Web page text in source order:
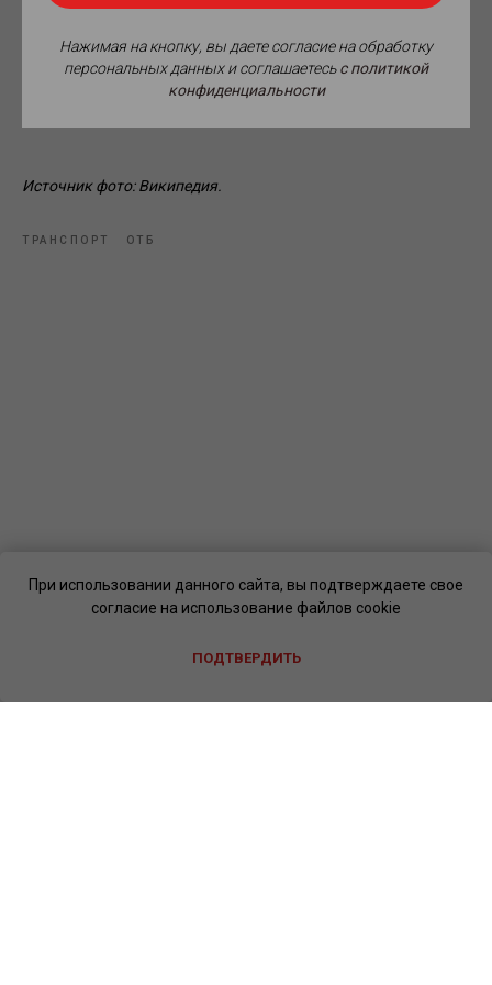
При использовании данного сайта, вы подтверждаете свое
согласие на использование файлов cookie
ПОДТВЕРДИТЬ
работу вновь смонтированного оборудования.
Завершить разработку проектно-сметной документации
подрядчик должен будет к концу ноября следующего года.
Источник фото: Википедия.
ТРАНСПОРТ ОТБ
Нажимая на кнопку, вы даете согласие на обработку
персональных данных и соглашаетесьc политикой
конфиденциальности